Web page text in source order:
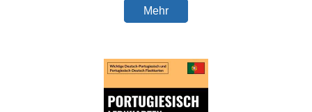
Mehr